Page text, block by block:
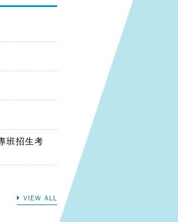
班招生考
VIEW ALL